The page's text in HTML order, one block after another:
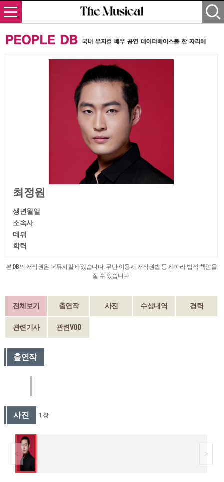
최정원
생년월일
소속사
데뷔
학력
본 DB의 저작권은 더뮤지컬에 있습니다. 무단 이용시 저작권법 등에 따라 법적 책임을
질 수 있습니다.
전체보기 출연작 사진 수상내역 경력
관련기사 관련VOD
출연작
사진 1 장